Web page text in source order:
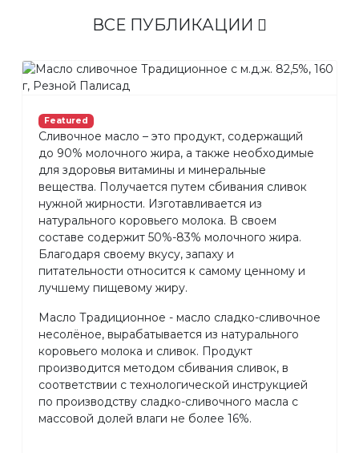
ВСЕ ПУБЛИКАЦИИ
Featured
Сливочное масло – это продукт, содержащий
до 90% молочного жира, а также необходимые
для здоровья витамины и минеральные
вещества. Получается путем сбивания сливок
нужной жирности. Изготавливается из
натурального коровьего молока. В своем
составе содержит 50%-83% молочного жира.
Благодаря своему вкусу, запаху и
питательности относится к самому ценному и
лучшему пищевому жиру.
Масло Традиционное - масло сладко-сливочное
несолёное, вырабатывается из натурального
коровьего молока и сливок. Продукт
производится методом сбивания сливок, в
соответствии с технологической инструкцией
по производству сладко-сливочного масла с
массовой долей влаги не более 16%.